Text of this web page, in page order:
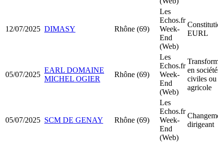
12/07/2025 DIMASY Rhône (69)
Les
Echos.fr
Week-
End
(Web)
EURL
05/07/2025
EARL DOMAINE
MICHEL OGIER
Rhône (69)
Les
Echos.fr
Week-
End
(Web)
en
civiles ou
agricole
05/07/2025 SCM DE GENAY Rhône (69)
Les
Echos.fr
Week-
End
(Web)
dirigeant